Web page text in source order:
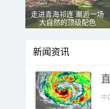
走进青海祁连 邂逅一场
大自然的顶级配色
新闻资讯
中